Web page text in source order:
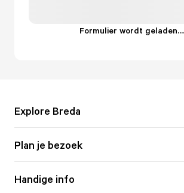
Formulier wordt geladen....
Explore Breda
Plan je bezoek
Handige info